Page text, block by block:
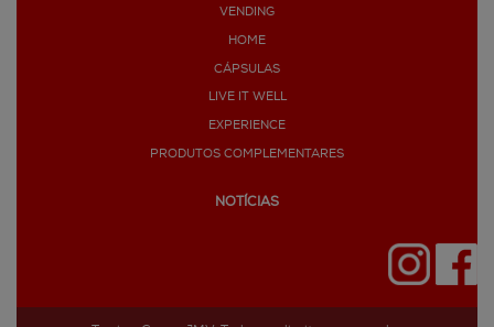
VENDING
HOME
CÁPSULAS
LIVE IT WELL
EXPERIENCE
PRODUTOS COMPLEMENTARES
NOTÍCIAS